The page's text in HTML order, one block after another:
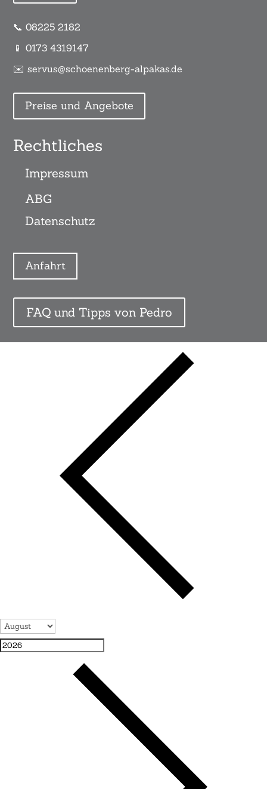
📞 08225 2182
📱 0173 4319147
✉️ servus@schoenenberg-alpakas.de
Preise und Angebote
Rechtliches
Impressum
ABG
Datenschutz
Anfahrt
FAQ und Tipps von Pedro